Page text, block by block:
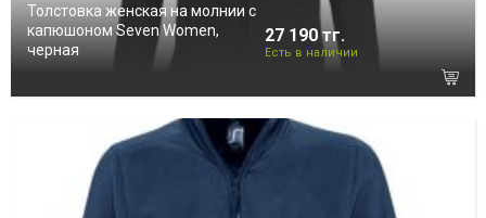
Толстовка женская на молнии с
капюшоном Seven Women,
черная
27 190 тг.
Есть в наличии